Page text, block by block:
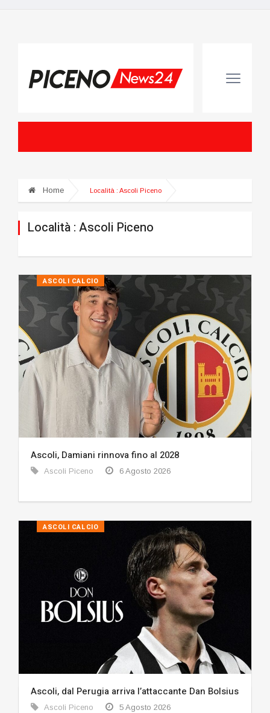
Home Località : Ascoli Piceno
Località : Ascoli Piceno
ASCOLI CALCIO
Ascoli, Damiani rinnova fino al 2028
Ascoli Piceno 6 Agosto 2026
ASCOLI CALCIO
Ascoli, dal Perugia arriva l’attaccante Dan Bolsius
Ascoli Piceno 5 Agosto 2026